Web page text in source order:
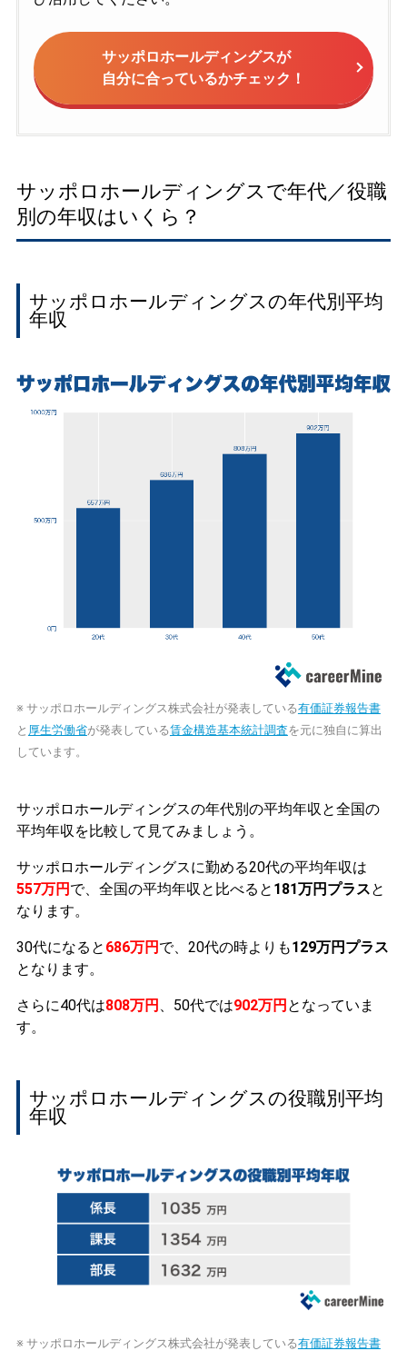
サッポロホールディングスが
自分に合っているかチェック！
サッポロホールディングスで年代／役職
別の年収はいくら？
サッポロホールディングスの年代別平均
年収
※ サッポロホールディングス株式会社が発表している有価証券報告書
と 厚生労働省が発表している賃金構造基本統計調査を元に独自に算出
しています。
サッポロホールディングスの年代別の平均年収と全国の
平均年収を比較して見てみましょう。
サッポロホールディングスに勤める20代の平均年収は
557万円 で、全国の平均年収と比べると 181万円プラスと
なります。
30代になると 686万円 で、20代の時よりも129万円プラス
となります。
さらに40代は808万円 、50代では902万円 となっていま
す。
サッポロホールディングスの役職別平均
年収
※ サッポロホールディングス株式会社が発表している有価証券報告書